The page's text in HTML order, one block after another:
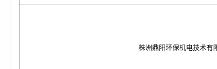
株洲鼎阳环保机电技术有